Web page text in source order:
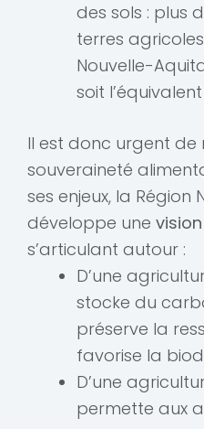
des sols : plus
terres
Nouvelle-
soit
Il est donc urgent
souveraineté
ses enjeux, la Région
développe une
s’articulant autour :
D’une
stocke du
préserve la
favorise la
D’une
permette aux